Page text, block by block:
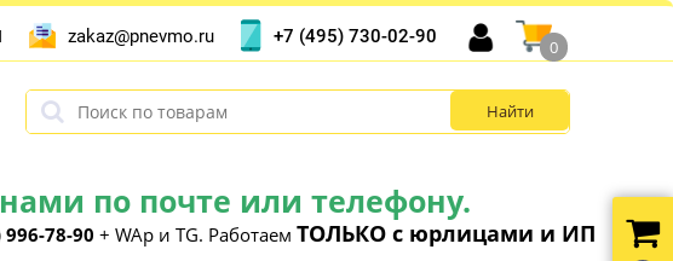
по почте или телефону.
996-78-90 + WAp и TG. Работаем ТОЛЬКО с юрлицами и ИП
zakaz@pnevmo.ru +7 (495) 730-02-90
0